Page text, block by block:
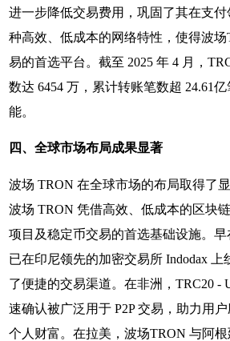
进一步降低交易费用，巩固了其在支
种高效、低成本的网络特性，使得波
易的首选平台。截至 2025 年 4 月，
数达 6454 万，累计转账笔数超 24.61
能。
四、全球市场布局成果显著
波场 TRON 在全球市场的布局取得了
波场 TRON 凭借高效、低成本的区块
项目及稳定币交易的首选基础设施。早
已在印尼领先的加密交易所 Indodax
了便捷的交易渠道。在非洲，TRC20 -
速确认被广泛用于 P2P 交易，助力用
个人财富。在拉美，波场TRON 与阿